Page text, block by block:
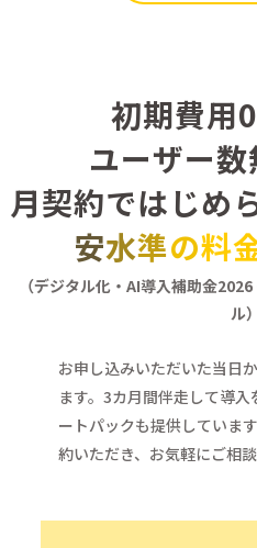
初期費用0
ユーザー数
月契約ではじめ
安水準の料
（デジタル化・AI導入補助金
ル）
お申し込みいただいた当日
ます。 3カ月間伴走して導入
ートパックも提供しています
約いただき、お気軽にご相談